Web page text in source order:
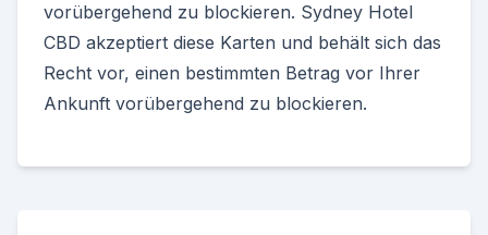
vorübergehend zu blockieren. Sydney Hotel
CBD akzeptiert diese Karten und behält sich das
Recht vor, einen bestimmten Betrag vor Ihrer
Ankunft vorübergehend zu blockieren.